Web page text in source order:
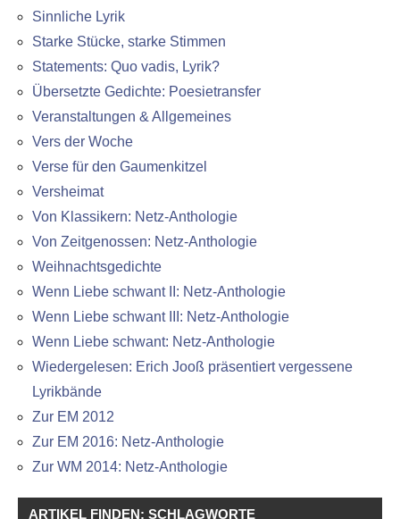
Sinnliche Lyrik
Starke Stücke, starke Stimmen
Statements: Quo vadis, Lyrik?
Übersetzte Gedichte: Poesietransfer
Veranstaltungen & Allgemeines
Vers der Woche
Verse für den Gaumenkitzel
Versheimat
Von Klassikern: Netz-Anthologie
Von Zeitgenossen: Netz-Anthologie
Weihnachtsgedichte
Wenn Liebe schwant II: Netz-Anthologie
Wenn Liebe schwant III: Netz-Anthologie
Wenn Liebe schwant: Netz-Anthologie
Wiedergelesen: Erich Jooß präsentiert vergessene
Lyrikbände
Zur EM 2012
Zur EM 2016: Netz-Anthologie
Zur WM 2014: Netz-Anthologie
ARTIKEL FINDEN: SCHLAGWORTE